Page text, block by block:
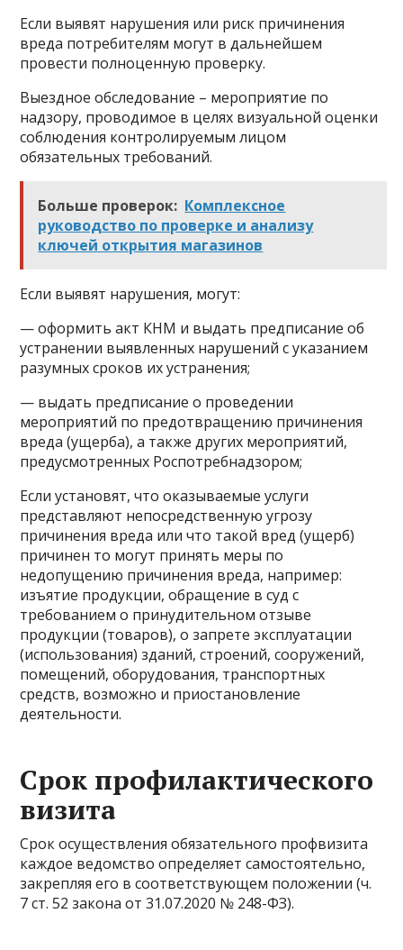
Если выявят нарушения или риск причинения
вреда потребителям могут в дальнейшем
провести полноценную проверку.
Выездное обследование – мероприятие по
надзору, проводимое в целях визуальной оценки
соблюдения контролируемым лицом
обязательных требований.
Больше проверок: Комплексное
руководство по проверке и анализу
ключей открытия магазинов
Если выявят нарушения, могут:
— оформить акт КНМ и выдать предписание об
устранении выявленных нарушений с указанием
разумных сроков их устранения;
— выдать предписание о проведении
мероприятий по предотвращению причинения
вреда (ущерба), а также других мероприятий,
предусмотренных Роспотребнадзором;
Если установят, что оказываемые услуги
представляют непосредственную угрозу
причинения вреда или что такой вред (ущерб)
причинен то могут принять меры по
недопущению причинения вреда, например:
изъятие продукции, обращение в суд с
требованием о принудительном отзыве
продукции (товаров), о запрете эксплуатации
(использования) зданий, строений, сооружений,
помещений, оборудования, транспортных
средств, возможно и приостановление
деятельности.
Срок профилактического
визита
Срок осуществления обязательного профвизита
каждое ведомство определяет самостоятельно,
закрепляя его в соответствующем положении (ч.
7 ст. 52 закона от 31.07.2020 № 248-ФЗ).